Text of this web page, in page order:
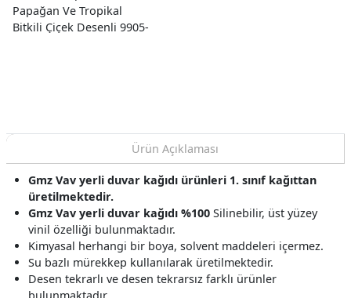
Papağan Ve Tropikal
Bitkili Çiçek Desenli 9905-
Ürün Açıklaması
Gmz Vav yerli duvar kağıdı ürünleri 1. sınıf kağıttan
üretilmektedir.
Gmz Vav yerli duvar kağıdı %100 Silinebilir, üst yüzey
vinil özelliği bulunmaktadır.
Kimyasal herhangi bir boya, solvent maddeleri içermez.
Su bazlı mürekkep kullanılarak üretilmektedir.
Desen tekrarlı ve desen tekrarsız farklı ürünler